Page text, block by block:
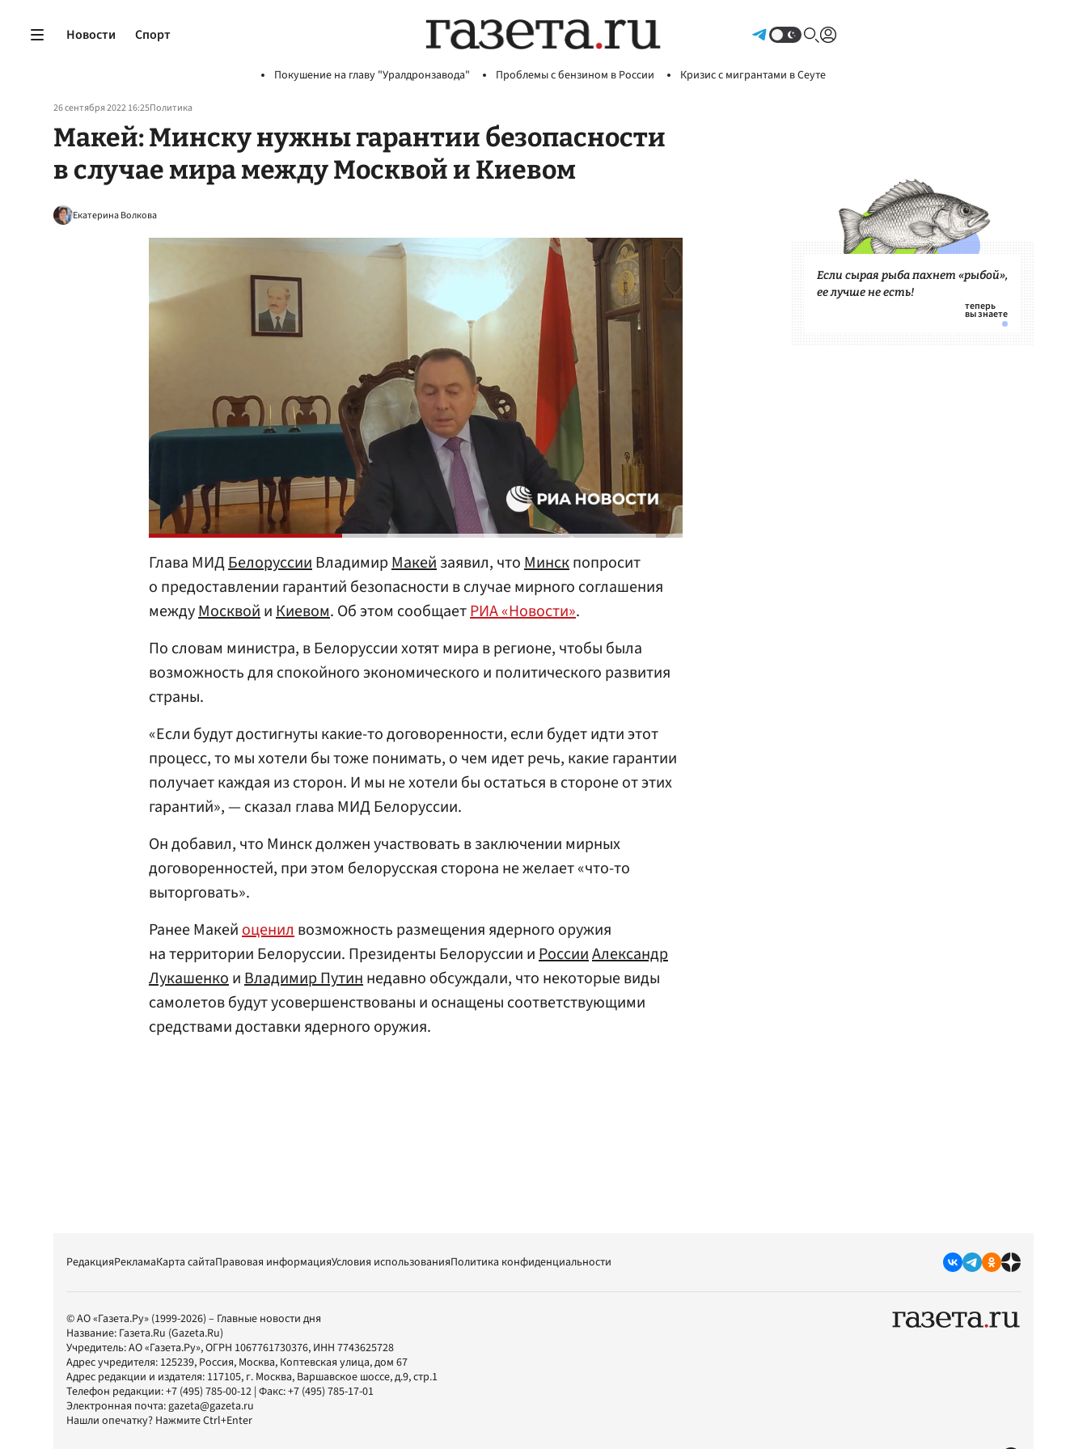
Новости Спорт
Покушение на главу "Уралдронзавода" Проблемы с бензином в России Кризис с мигрантами в Сеуте
26 сентября 2022 16:25Политика
Макей: Минску нужны гарантии безопасности
в случае мира между Москвой и Киевом
Екатерина Волкова
Глава МИДБелоруссииВладимирМакейзаявил, чтоМинскпопросит
о предоставлении гарантий безопасности в случае мирного соглашения
междуМосквойиКиевом. Об этом сообщаетРИА «Новости».
По словам министра, в Белоруссии хотят мира в регионе, чтобы была
возможность для спокойного экономического и политического развития
страны.
«Если будут достигнуты какие-то договоренности, если будет идти этот
процесс, то мы хотели бы тоже понимать, о чем идет речь, какие гарантии
получает каждая из сторон. И мы не хотели бы остаться в стороне от этих
гарантий», — сказал глава МИД Белоруссии.
Он добавил, что Минск должен участвовать в заключении мирных
договоренностей, при этом белорусская сторона не желает «что-то
выторговать».
Ранее Макейоценилвозможность размещения ядерного оружия
на территории Белоруссии. Президенты Белоруссии иРоссииАлександр
ЛукашенкоиВладимир Путиннедавно обсуждали, что некоторые виды
самолетов будут усовершенствованы и оснащены соответствующими
средствами доставки ядерного оружия.
Если сырая рыба пахнет «рыбой»,
ее лучше не есть!
РедакцияРекламаКарта сайтаПравовая информацияУсловия использованияПолитика конфиденциальности
© АО «Газета.Ру» (1999-2026) – Главные новости дня
Название: Газета.Ru (Gazeta.Ru)
Учредитель:АО «Газета.Ру», ОГРН 1067761730376, ИНН 7743625728
Адрес учредителя: 125239, Россия, Москва, Коптевская улица, дом 67
Адрес редакции и издателя: 117105, г. Москва, Варшавское шоссе, д.9, стр.1
Телефон редакции:+7 (495) 785-00-12 | Факс:+7 (495) 785-17-01
Электронная почта:gazeta@gazeta.ru
Нашли опечатку? Нажмите Ctrl+Enter